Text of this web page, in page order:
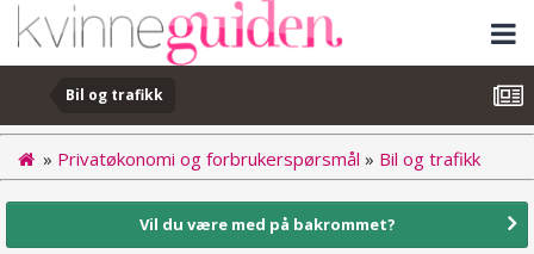
Bil og trafikk
» Privatøkonomi og forbrukerspørsmål » Bil og trafikk
Vil du være med på bakrommet?